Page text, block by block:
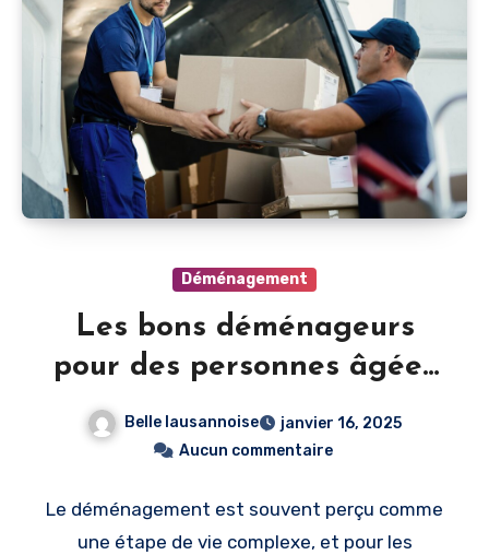
Déménagement
Les bons déménageurs
pour des personnes âgées
Belle lausannoise
janvier 16, 2025
Aucun commentaire
Le déménagement est souvent perçu comme
une étape de vie complexe, et pour les